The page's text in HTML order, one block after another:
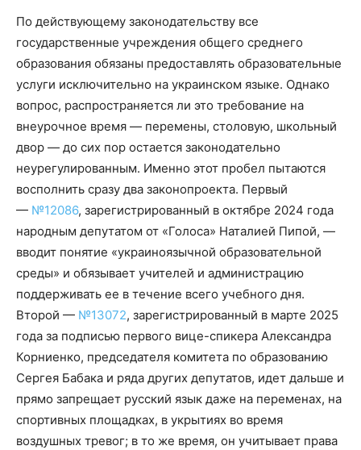
По действующему законодательству все
государственные учреждения общего среднего
образования обязаны предоставлять образовательные
услуги исключительно на украинском языке. Однако
вопрос, распространяется ли это требование на
внеурочное время — перемены, столовую, школьный
двор — до сих пор остается законодательно
неурегулированным. Именно этот пробел пытаются
восполнить сразу два законопроекта. Первый
— №12086, зарегистрированный в октябре 2024 года
народным депутатом от «Голоса» Наталией Пипой, —
вводит понятие «украиноязычной образовательной
среды» и обязывает учителей и администрацию
поддерживать ее в течение всего учебного дня.
Второй — №13072, зарегистрированный в марте 2025
года за подписью первого вице-спикера Александра
Корниенко, председателя комитета по образованию
Сергея Бабака и ряда других депутатов, идет дальше и
прямо запрещает русский язык даже на переменах, на
спортивных площадках, в укрытиях во время
воздушных тревог; в то же время, он учитывает права